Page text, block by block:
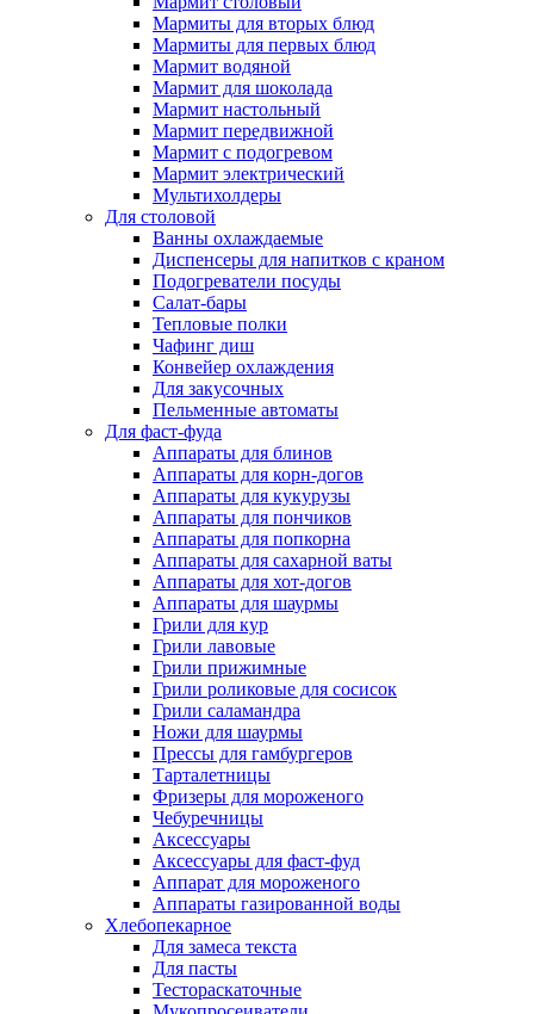
Мармиты для вторых блюд
Мармиты для первых блюд
Мармит водяной
Мармит для шоколада
Мармит настольный
Мармит передвижной
Мармит с подогревом
Мармит электрический
Мультихолдеры
Для столовой
Ванны охлаждаемые
Диспенсеры для напитков с краном
Подогреватели посуды
Салат-бары
Тепловые полки
Чафинг диш
Конвейер охлаждения
Для закусочных
Пельменные автоматы
Для фаст-фуда
Аппараты для блинов
Аппараты для корн-догов
Аппараты для кукурузы
Аппараты для пончиков
Аппараты для попкорна
Аппараты для сахарной ваты
Аппараты для хот-догов
Аппараты для шаурмы
Грили для кур
Грили лавовые
Грили прижимные
Грили роликовые для сосисок
Грили саламандра
Ножи для шаурмы
Прессы для гамбургеров
Тарталетницы
Фризеры для мороженого
Чебуречницы
Аксессуары
Аксессуары для фаст-фуд
Аппарат для мороженого
Аппараты газированной воды
Хлебопекарное
Для замеса текста
Для пасты
Тестораскаточные